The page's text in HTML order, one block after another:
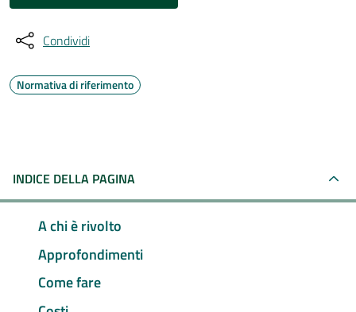
Condividi
Normativa di riferimento
INDICE DELLA PAGINA
A chi è rivolto
Approfondimenti
Come fare